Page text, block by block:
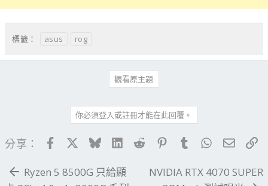
標籤： asus rog
觀看原主題
你必須登入或註冊才能在此回覆。
分享： FacebookBlueskyLinkedIn
Reddit PinterestTumblrWhatsApp
電子
Ryzen 5 8500G 只給顯
NVIDIA RTX 4070 SUPER